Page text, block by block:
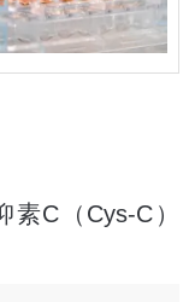
C（Cys-C）